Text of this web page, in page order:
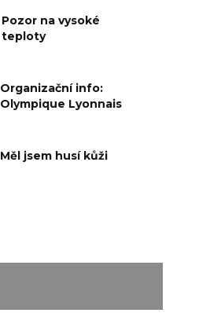
Pozor na vysoké
teploty
Organizační info:
Olympique Lyonnais
Měl jsem husí kůži